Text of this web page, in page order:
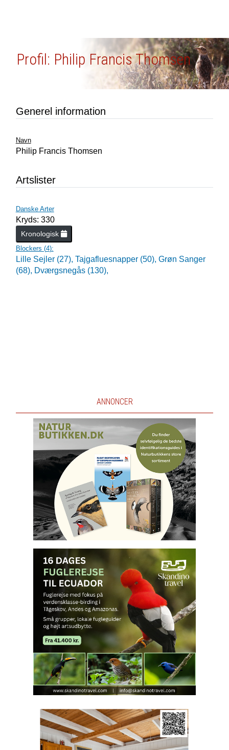
Profil: Philip Francis Thomsen
Generel information
Navn
Philip Francis Thomsen
Artslister
Danske Arter
Kryds: 330
Kronologisk
Blockers (4):
Lille Sejler (27), Tajgafluesnapper (50), Grøn Sanger
(68), Dværgsnegås (130),
ANNONCER